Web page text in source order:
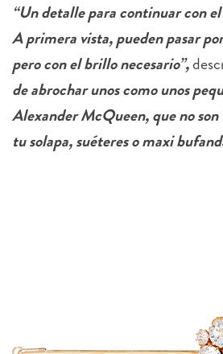
“Un detalle para continuar con
A primera vista, pueden pasar
pero con el brillo necesario”,
de abrochar unos como unos
Alexander McQueen, que no
tu solapa, suéteres o maxi